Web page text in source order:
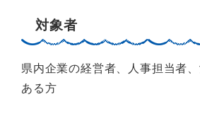
対象者
県内企業の経営者、人事担当者
ある方